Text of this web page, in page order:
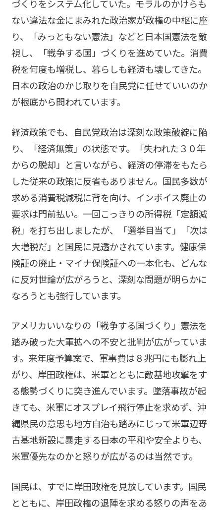
づくりをシステム化していた。モラルのかけらも
ない違法な金にまみれた政治家が政権の中枢に座
り、「みっともない憲法」などと日本国憲法を敵
視し、「戦争する国」づくりを進めていた。消費
税を何度も増税し、暮らしも経済も壊してきた。
日本の政治のかじ取りを自民党に任せていいのか
が根底から問われています。
経済政策でも、自民党政治は深刻な政策破綻に陥
り、「経済無策」の状態です。「失われた３０年
からの脱却」と言いながら、経済の停滞をもたら
した従来の政策に反省もありません。国民多数が
求める消費税減税に背を向け、インボイス廃止の
要求は門前払い。一回こっきりの所得税「定額減
税」を打ち出しましたが、「選挙目当て」「次は
大増税だ」と国民に見透かされています。健康保
険証の廃止・マイナ保険証への一本化も、どんな
に反対世論が広がろうと、深刻な問題が明らかに
なろうとも強行しています。
アメリカいいなりの「戦争する国づくり」――憲法を
踏み破った大軍拡への不安と批判が広がっていま
す。来年度予算案で、軍事費は８兆円にも膨れ上
がり、岸田政権は、米軍とともに敵基地攻撃をす
る態勢づくりに突き進んでいます。墜落事故が起
きても、米軍にオスプレイ飛行停止を求めず、沖
縄県民の意思も地方自治も踏みにじって米軍辺野
古基地新設に暴走する――日本の平和や安全よりも、
米軍優先なのかと怒りが広がるのは当然です。
国民は、すでに岸田政権を見放しています。国民
とともに、岸田政権の退陣を求める怒りの声をあ